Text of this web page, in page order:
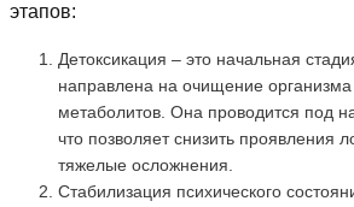
этапов:
Детоксикация – это начальная
направлена на очищение
метаболитов. Она проводится под
что позволяет снизить проявления
тяжелые осложнения.
Стабилизация психического